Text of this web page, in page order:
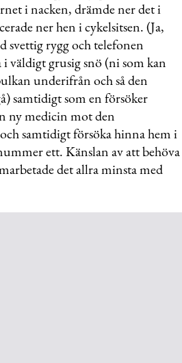
i nacken, drämde ner det i
ner hen i cykelsitsen. (Ja,
svettig rygg och telefonen
väldigt grusig snö (ni som kan
underifrån och så den
samtidigt som en försöker
ny medicin mot den
samtidigt försöka hinna hem i
ett. Känslan av att behöva
det allra minsta med